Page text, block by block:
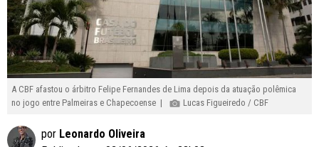
A CBF afastou o árbitro Felipe Fernandes de Lima depois da atuação polêmica
no jogo entre Palmeiras e Chapecoense |
Lucas Figueiredo / CBF
por Leonardo Oliveira